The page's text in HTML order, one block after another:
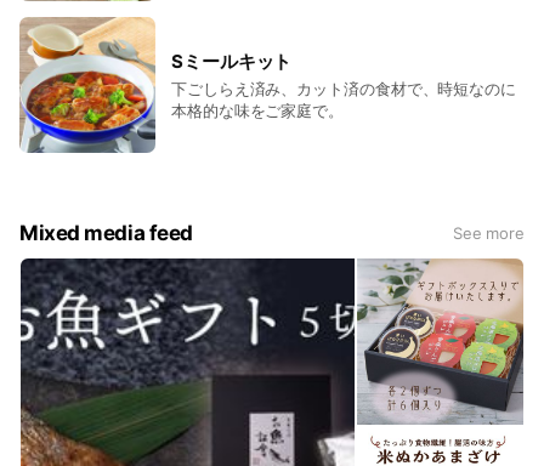
Sミールキット
下ごしらえ済み、カット済の食材で、時短なのに
本格的な味をご家庭で。
Mixed media feed See more